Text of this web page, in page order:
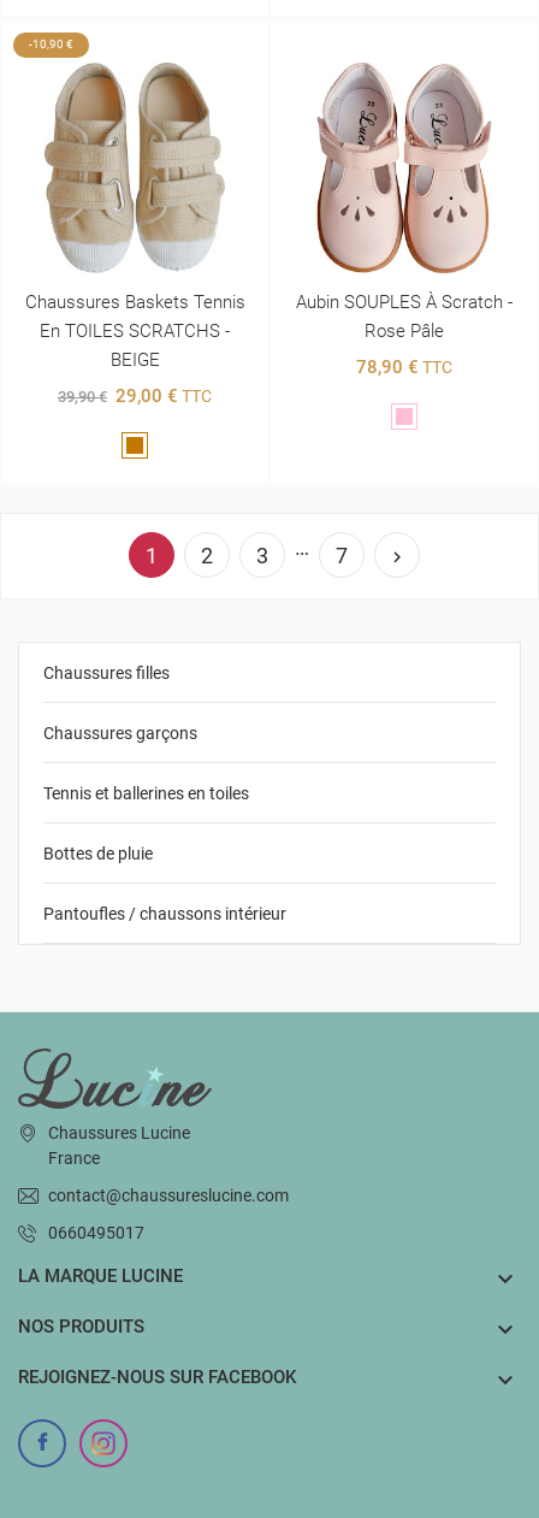
Chaussures filles
Chaussures garçons
Tennis et ballerines en toiles
Bottes de pluie
Pantoufles / chaussons intérieur
-10,90 €
Chaussures Baskets Tennis
En TOILES SCRATCHS -
BEIGE
39,90 € 29,00 € TTC
Aubin SOUPLES À Scratch -
Rose Pâle
78,90 € TTC
1 2 3 … 7 
INFORMATIONS
Chaussures Lucine
France
contact@chaussureslucine.com
0660495017
LA MARQUE LUCINE 
NOS PRODUITS 
REJOIGNEZ-NOUS SUR FACEBOOK 